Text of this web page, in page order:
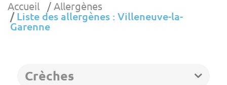
Accueil
Allergènes
Liste des allergènes : Villeneuve-la-
Garenne
Crèches